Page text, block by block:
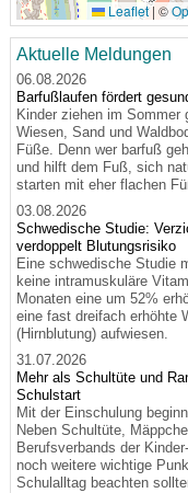
Leaflet| ©
Aktuelle Meldungen
06.08.2026
Barfußlaufen fördert
Kinder ziehen im Sommer
Wiesen, Sand und
Füße. Denn wer barfuß
und hilft dem Fuß, sich
starten mit eher flachen
03.08.2026
Schwedische Studie:
verdoppelt Blutungsrisiko
Eine schwedische Studie
keine intramuskuläre
Monaten eine um 52%
eine fast dreifach erhöhte
(Hirnblutung) aufwiesen.
31.07.2026
Mehr als Schultüte und
Schulstart
Mit der Einschulung
Neben Schultüte,
Berufsverbands der
noch weitere wichtige
Schulalltag beachten